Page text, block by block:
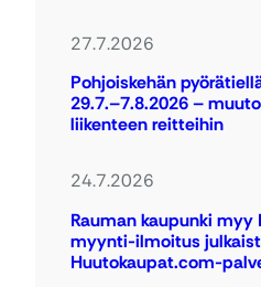
27.7.2026
Pohjoiskehän
29.7.–7.8.2026 –
liikenteen reitteihin
24.7.2026
Rauman kaupunki myy
myynti-ilmoitus
Huutokaupat.com-